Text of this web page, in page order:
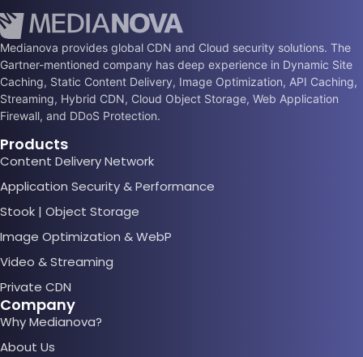
Medianova provides global CDN and Cloud security solutions. The
Gartner-mentioned company has deep experience in Dynamic Site
Caching, Static Content Delivery, Image Optimization, API Caching,
Streaming, Hybrid CDN, Cloud Object Storage, Web Application
Firewall, and DDoS Protection.
Products
Content Delivery Network
Application Security & Performance
Stook | Object Storage
Image Optimization & WebP
Video & Streaming
Private CDN
Company
Why Medianova?
About Us